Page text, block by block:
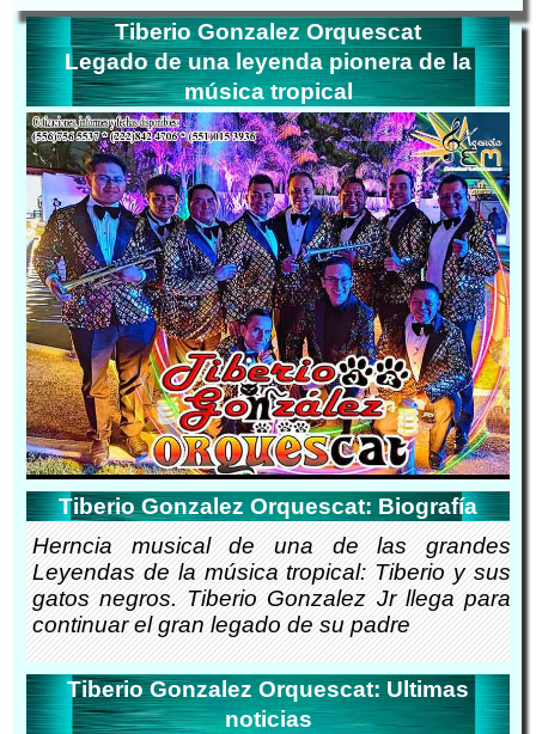
Tiberio Gonzalez Orquescat
Legado de una leyenda pionera de la
música tropical
Tiberio Gonzalez Orquescat: Biografía
Herncia musical de una de las grandes
Leyendas de la música tropical: Tiberio y sus
gatos negros. Tiberio Gonzalez Jr llega para
continuar el gran legado de su padre
Tiberio Gonzalez Orquescat: Ultimas
noticias